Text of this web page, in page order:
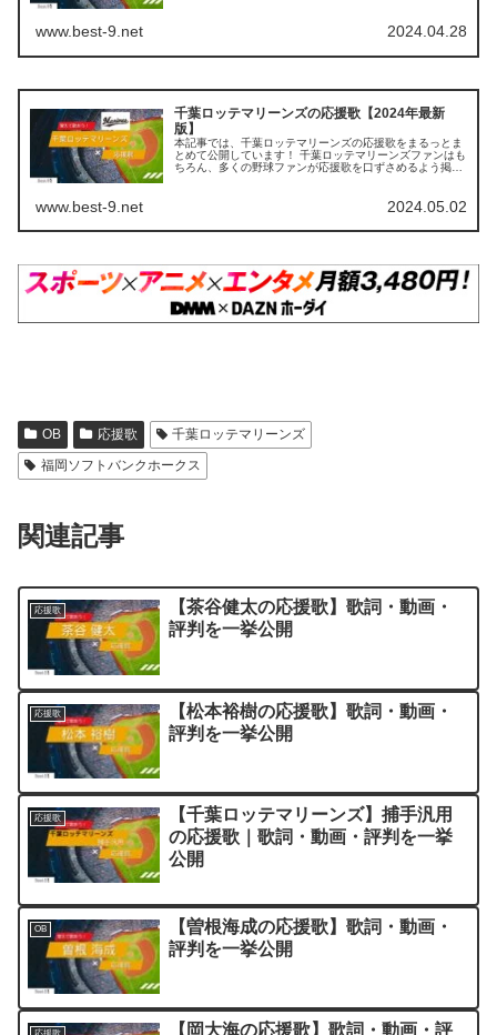
www.best-9.net 2024.04.28
千葉ロッテマリーンズの応援歌【2024年最新
版】
本記事では、千葉ロッテマリーンズの応援歌をまるっとま
とめて公開しています！ 千葉ロッテマリーンズファンはも
ちろん、多くの野球ファンが応援歌を口ずさめるよう掲載
www.best-9.net 2024.05.02
OB 応援歌
千葉ロッテマリーンズ
福岡ソフトバンクホークス
関連記事
応援歌
【茶谷健太の応援歌】歌詞・動画・
評判を一挙公開
応援歌
【松本裕樹の応援歌】歌詞・動画・
評判を一挙公開
応援歌
【千葉ロッテマリーンズ】捕手汎用
の応援歌｜歌詞・動画・評判を一挙
公開
OB
【曽根海成の応援歌】歌詞・動画・
評判を一挙公開
【岡大海の応援歌】歌詞・動画・評